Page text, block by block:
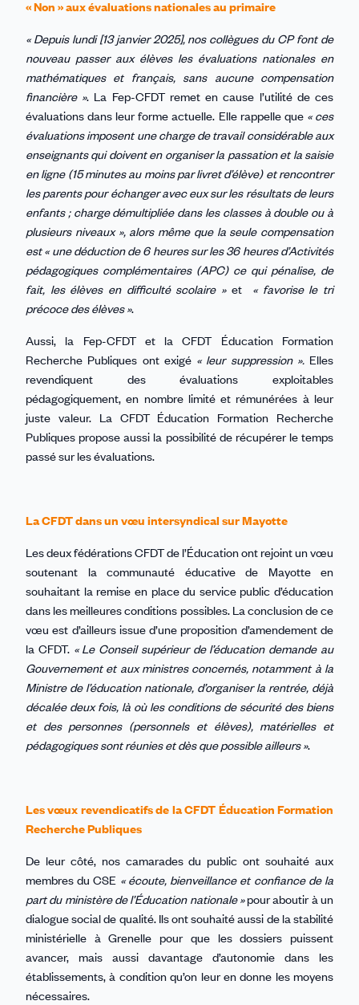
« Non » aux évaluations nationales au primaire
« Depuis lundi [13 janvier 2025], nos collègues du CP font de
nouveau passer aux élèves les évaluations nationales en
mathématiques et français, sans aucune compensation
financière ». La Fep-CFDT remet en cause l’utilité de ces
évaluations dans leur forme actuelle. Elle rappelle que « ces
évaluations imposent une charge de travail considérable aux
enseignants qui doivent en organiser la passation et la saisie
en ligne (15 minutes au moins par livret d’élève) et rencontrer
les parents pour échanger avec eux sur les résultats de leurs
enfants ; charge démultipliée dans les classes à double ou à
plusieurs niveaux », alors même que la seule compensation
est « une déduction de 6 heures sur les 36 heures d’Activités
pédagogiques complémentaires (APC) ce qui pénalise, de
fait, les élèves en difficulté scolaire » et« favorise le tri
précoce des élèves ».
Aussi, la Fep-CFDT et la CFDT Éducation Formation
Recherche Publiques ont exigé « leur suppression ». Elles
revendiquent des évaluations exploitables
pédagogiquement, en nombre limité et rémunérées à leur
juste valeur. La CFDT Éducation Formation Recherche
Publiques propose aussi la possibilité de récupérer le temps
passé sur les évaluations.
La CFDT dans un vœu intersyndical sur Mayotte
Les deux fédérations CFDT de l’Éducation ont rejoint un vœu
soutenant la communauté éducative de Mayotte en
souhaitant la remise en place du service public d’éducation
dans les meilleures conditions possibles. La conclusion de ce
vœu est d’ailleurs issue d’une proposition d’amendement de
la CFDT. « Le Conseil supérieur de l’éducation demande au
Gouvernement et aux ministres concernés, notamment à la
Ministre de l’éducation nationale, d’organiser la rentrée, déjà
décalée deux fois, là où les conditions de sécurité des biens
et des personnes (personnels et élèves), matérielles et
pédagogiques sont réunies et dès que possible ailleurs ».
Les vœux revendicatifs de la CFDT Éducation Formation
Recherche Publiques
De leur côté, nos camarades du public ont souhaité aux
membres du CSE « écoute, bienveillance et confiance de la
part du ministère de l’Éducation nationale »pour aboutir à un
dialogue social de qualité. Ils ont souhaité aussi de la stabilité
ministérielle à Grenelle pour que les dossiers puissent
avancer, mais aussi davantage d’autonomie dans les
établissements, à condition qu’on leur en donne les moyens
nécessaires.